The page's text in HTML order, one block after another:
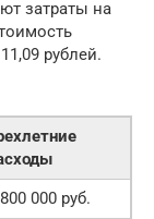
затраты на
рублей.
000 руб.